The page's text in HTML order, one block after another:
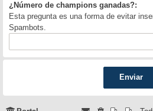
¿Número de champions ganadas?:
Esta pregunta es una forma de evitar
Spambots.